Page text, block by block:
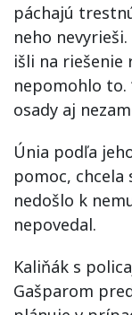
páchajú
neho
išli na riešenie
nepomohlo to.
osady aj
Únia podľa
pomoc,
nedošlo k
nepovedal.
Kaliňák s
Gašparom